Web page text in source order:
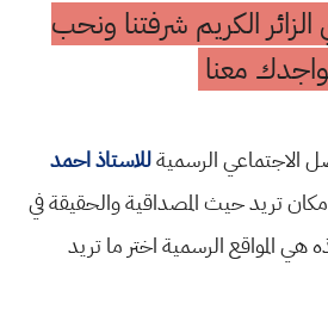
الكريم شرفتنا ونحب
معنا
الاجتماعي الرسميةللاستاذ احمد
مكان تريد حيث المصداقية والحقيقة في
هي المواقع الرسمية اختر ما تريد